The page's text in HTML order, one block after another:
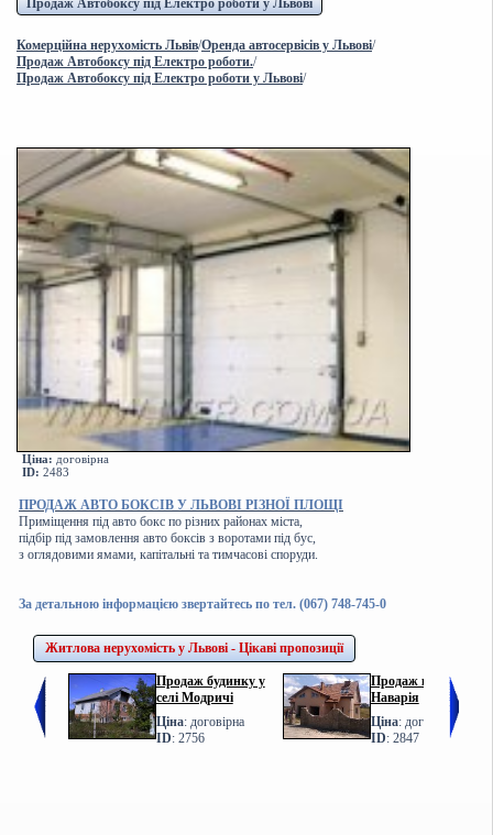
Продаж Автобоксу під Електро роботи у Львові
Комерційна нерухомість Львів/Оренда автосервісів у Львові/
Продаж Автобоксу під Електро роботи./
Продаж Автобоксу під Електро роботи у Львові/
Ціна: договірна
ID: 2483
ПРОДАЖ АВТО БОКСІВ У ЛЬВОВІ РІЗНОЇ ПЛОЩІ
Приміщення під авто бокс по різних районах міста,
підбір під замовлення авто боксів з воротами під бус,
з оглядовими ямами, капітальні та тимчасові споруди.
За детальною інформацією звертайтесь по тел. (067) 748-745-0
Житлова нерухомість у Львові - Цікаві пропозиції
Продаж будинку у
селі Модричі
Ціна: договірна
ID: 2756
Продаж котеджу у с.
Наварія
Ціна: договірна
ID: 2847